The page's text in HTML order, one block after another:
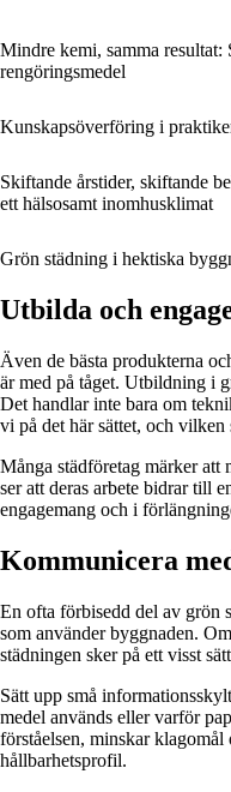
Mindre kemi, samma
rengöringsmedel
Kunskapsöverföring i
Skiftande årstider, skiftande
ett hälsosamt inomhusklimat
Grön städning i hektiska
Utbilda och
Även de bästa produkterna
är med på tåget. Utbildning i
Det handlar inte bara om
vi på det här sättet, och
Många städföretag märker att
ser att deras arbete bidrar till
engagemang och i
Kommunicera
En ofta förbisedd del av grön
som använder byggnaden.
städningen sker på ett visst
Sätt upp små
medel används eller varför
förståelsen, minskar klagomål
hållbarhetsprofil.